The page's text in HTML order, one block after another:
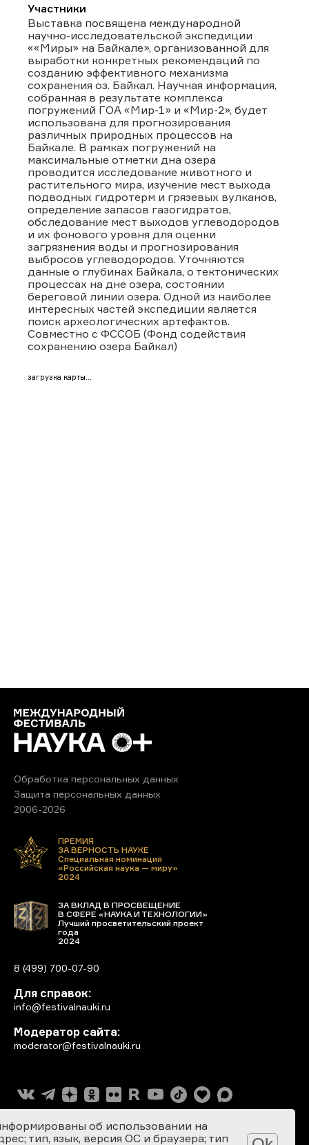
Участники
Выставка посвящена международной
научно-исследовательской экспедиции
««Миры» на Байкале», организованной для
выработки конкретных рекомендаций по
созданию эффективного механизма
сохранения оз. Байкал. Научная информация,
собранная в результате комплекса
погружений ГОА «Мир-1» и «Мир-2», будет
использована для прогнозирования
различных природных процессов на
Байкале. В рамках погружений на
максимальные отметки дна озера
проводится исследование животного и
растительного мира, изучение мест выхода
подводных гидротерм и грязевых вулканов,
определение запасов газогидратов,
обследование мест выходов углеводородов
и их фонового уровня для оценки
загрязнения воды и прогнозирования
выбросов углеводородов. Уточняются
данные о глубинах Байкала, о тектонических
процессах на дне озера, состоянии
береговой линии озера. Одной из наиболее
интересных частей экспедиции является
поиск археологических артефактов.
Совместно с ФССОБ (Фонд содействия
сохранению озера Байкал)
загрузка карты...
Обработка персональных данных
Защита персональных данных
2006-2026
ПРЕМИЯ
ЗА ВЕРНОСТЬ НАУКЕ
Специальная номинация
«Российская наука — миру»
2024
ЗА ВКЛАД В ПРОСВЕЩЕНИЕ
В СФЕРЕ «НАУКА И ТЕХНОЛОГИИ»
Лучший просветительский проект
года
2024
8 (499) 700-07-90
Для справок:
info@festivalnauki.ru
Модератор сайта:
moderator@festivalnauki.ru
об использовании на
тип, язык, версия ОС и браузера; тип